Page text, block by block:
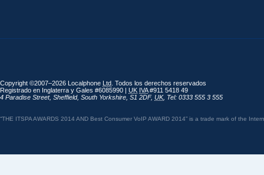
Copyright ©2007–2026 Localphone Ltd . Todos los derechos reservados
Registrado en Inglaterra y Gales #6085990 | UK IVA#911 5418 49
4 Paradise Street, Sheffield, South Yorkshire S1 2DF, UK, Tel: 0333 555 3 555
“THE ITSPA AWARDS 2014 AND Best Consumer VoIP AWARD 2014” is a trade mark of the